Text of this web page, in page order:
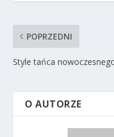
POPRZEDNI
Style tańca
O AUTORZE